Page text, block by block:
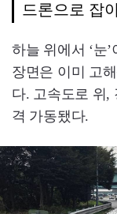
드론으로 잡
하늘 위에서 ‘눈
장면은 이미 고
다. 고속도로 위,
격 가동됐다.